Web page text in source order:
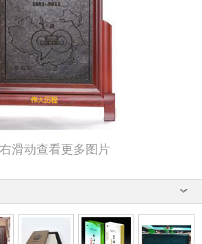
滑动查看更多图片